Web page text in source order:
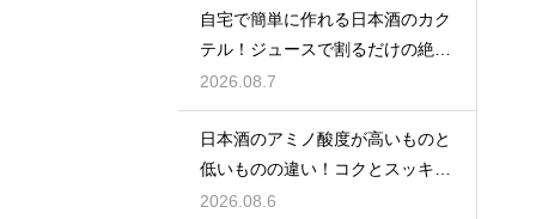
自宅で簡単に作れる日本酒のカク
テル！ジュースで割るだけの絶品
アレンジ
2026.08.7
日本酒のアミノ酸度が高いものと
低いものの違い！コクとスッキリ
感を左右
2026.08.6